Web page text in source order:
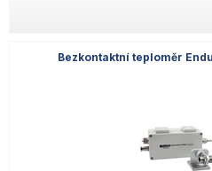
Bezkontaktní teploměr